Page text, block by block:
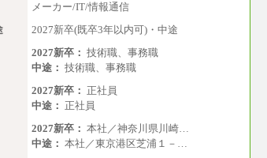
メーカー/IT/情報通信
2027新卒(既卒3年以内可)・中途
2027新卒： 技術職、事務職
中途： 技術職、事務職
2027新卒： 正社員
中途： 正社員
2027新卒： 本社／神奈川県川崎…
中途： 本社／東京港区芝浦１－…